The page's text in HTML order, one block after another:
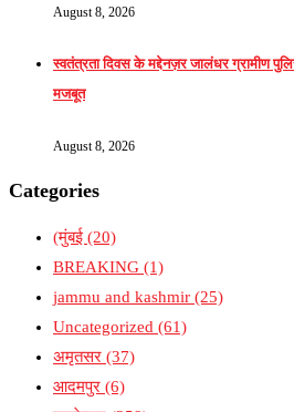
August 8, 2026
स्वतंत्रता दिवस के मद्देनज़र जालंधर ग्रामीण
मजबूत
August 8, 2026
Categories
(मुंबई (20)
BREAKING (1)
jammu and kashmir (25)
Uncategorized (61)
अमृतसर (37)
आदमपुर (6)